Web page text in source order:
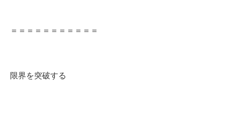
＝＝＝＝＝＝＝＝＝＝＝
限界を突破する